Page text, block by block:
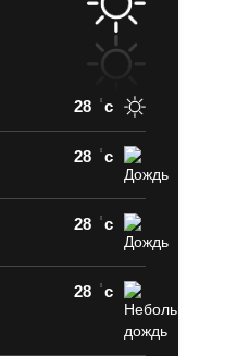
28 c
28 c
28 c
28 c